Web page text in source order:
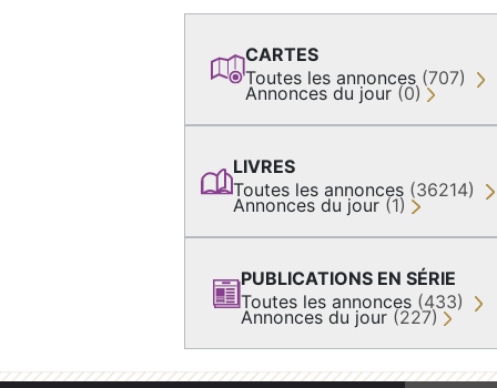
CARTES
Toutes les annonces (707)
Annonces du jour (0)
LIVRES
Toutes les annonces (36214)
Annonces du jour (1)
PUBLICATIONS EN SÉRIE
Toutes les annonces (433)
Annonces du jour (227)